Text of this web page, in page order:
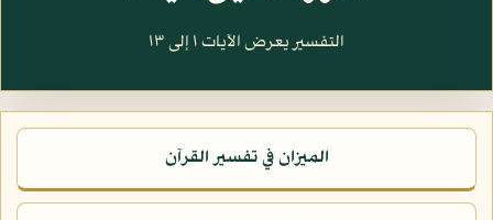
التفسير يعرض الآيات ١ إلى ١٣
الميزان في تفسير القرآن